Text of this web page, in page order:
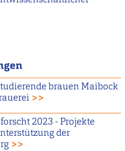
brauen Maibock
>>
2023 - Projekte
der
>>